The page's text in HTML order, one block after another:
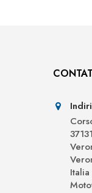
37131
Italia